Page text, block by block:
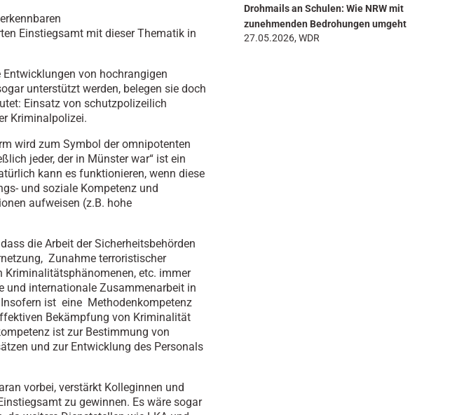
Einstiegsamt mit dieser Thematik in
von hochrangigen
unterstützt werden, belegen sie doch
Einsatz von schutzpolizeilich
Kriminalpolizei.
wird zum Symbol der omnipotenten
jeder, der in Münster war“ ist ein
kann es funktionieren, wenn diese
und soziale Kompetenz und
aufweisen (z.B. hohe
die Arbeit der Sicherheitsbehörden
Zunahme terroristischer
Kriminalitätsphänomenen, etc. immer
und internationale Zusammenarbeit in
ist eine Methodenkompetenz
Bekämpfung von Kriminalität
ist zur Bestimmung von
und zur Entwicklung des Personals
vorbei, verstärkt Kolleginnen und
zu gewinnen. Es wäre sogar
Drohmails an Schulen: Wie NRW mit
zunehmenden Bedrohungen umgeht
27.05.2026, WDR